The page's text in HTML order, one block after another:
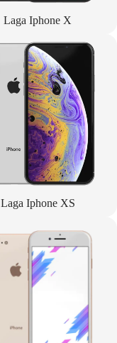
Laga Iphone X
Laga Iphone XS